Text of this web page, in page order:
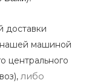
доставки
нашей машиной
центрального
либо